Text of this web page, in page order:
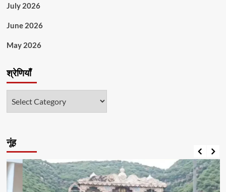
July 2026
June 2026
May 2026
श्रेणियाँ
नूंह